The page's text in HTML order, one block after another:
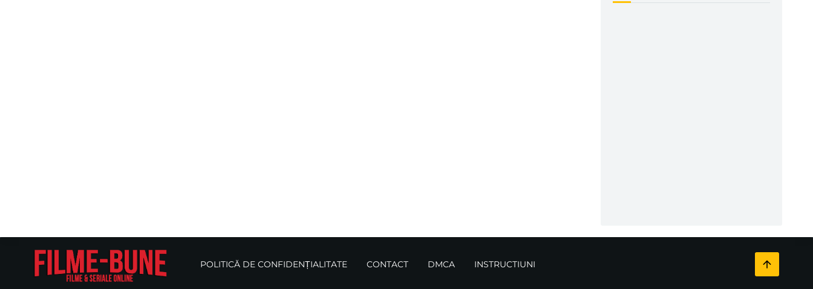
POLITICĂ DE CONFIDENȚIALITATE CONTACT DMCA INSTRUCTIUNI